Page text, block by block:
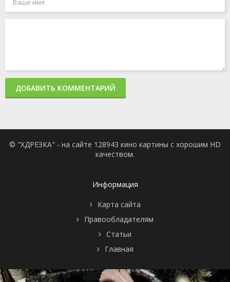
ДОБАВИТЬ КОММЕНТАРИЙ
© "ХДРЕЗКА" - на сайте 128943 кино картины с хорошим HD
качеством.
Информация
Карта сайта
Правообладателям
Статьи
Главная